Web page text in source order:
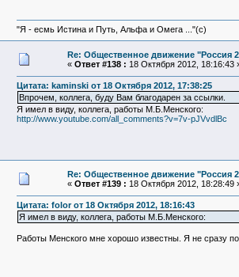
"Я - есмь Истина и Путь, Альфа и Омега ..."(с)
Re: Общественное движение "Россия
« Ответ #138 : 18 Октября 2012, 18:16:43
Цитата: kaminski от 18 Октября 2012, 17:38:25
Впрочем, коллега, буду Вам благодарен за ссылки.
Я имел в виду, коллега, работы М.Б.Менского:
http://www.youtube.com/all_comments?v=7v-pJVvdlBc
Re: Общественное движение "Россия
« Ответ #139 : 18 Октября 2012, 18:28:49
Цитата: folor от 18 Октября 2012, 18:16:43
Я имел в виду, коллега, работы М.Б.Менского:
Работы Менского мне хорошо известны. Я не сразу